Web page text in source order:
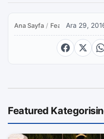
Ana Sayfa / FeaturedAra 29,
Featured